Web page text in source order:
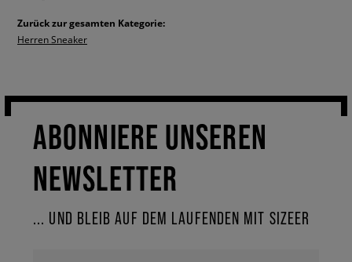
Zurück zur gesamten Kategorie:
Herren Sneaker
ABONNIERE UNSEREN
NEWSLETTER
... UND BLEIB AUF DEM LAUFENDEN MIT SIZEER